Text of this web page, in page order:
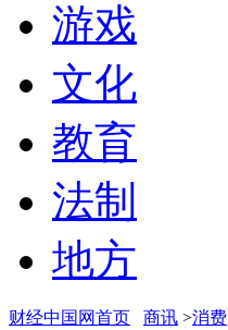
游戏
文化
教育
法制
地方
财经中国网首页 商讯 >消费